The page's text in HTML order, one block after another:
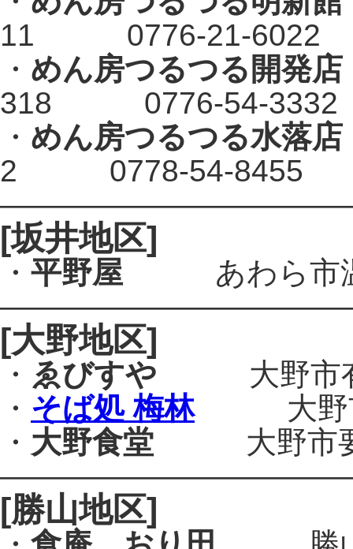
11 0776-21-6022
・ めん房つるつる開発店
318 0776-54-3332
・ めん房つるつる水落店
2 0778-54-8455
[坂井地区]
・ 平野屋 あわら市
[大野地区]
・ ゑびすや 大野市
・ そば処 梅林大野市
・ 大野食堂 大野市
[勝山地区]